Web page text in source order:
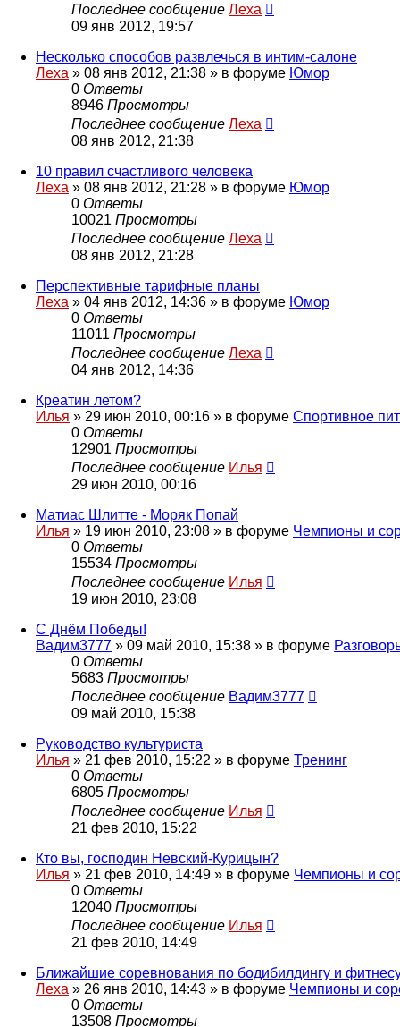
Последнее сообщение Леха
09 янв 2012, 19:57
Несколько способов развлечься в интим-салоне
Леха » 08 янв 2012, 21:38 » в форуме Юмор
0 Ответы
8946 Просмотры
Последнее сообщение Леха
08 янв 2012, 21:38
10 правил счастливого человека
Леха » 08 янв 2012, 21:28 » в форуме Юмор
0 Ответы
10021 Просмотры
Последнее сообщение Леха
08 янв 2012, 21:28
Перспективные тарифные планы
Леха » 04 янв 2012, 14:36 » в форуме Юмор
0 Ответы
11011 Просмотры
Последнее сообщение Леха
04 янв 2012, 14:36
Креатин летом?
Илья » 29 июн 2010, 00:16 » в форуме Спортивное
0 Ответы
12901 Просмотры
Последнее сообщение Илья
29 июн 2010, 00:16
Матиас Шлитте - Моряк Попай
Илья » 19 июн 2010, 23:08 » в форуме Чемпионы и
0 Ответы
15534 Просмотры
Последнее сообщение Илья
19 июн 2010, 23:08
С Днём Победы!
Вадим3777 » 09 май 2010, 15:38 » в форуме
0 Ответы
5683 Просмотры
Последнее сообщение Вадим3777
09 май 2010, 15:38
Руководство культуриста
Илья » 21 фев 2010, 15:22 » в форуме Тренинг
0 Ответы
6805 Просмотры
Последнее сообщение Илья
21 фев 2010, 15:22
Кто вы, господин Невский-Курицын?
Илья » 21 фев 2010, 14:49 » в форуме Чемпионы и
0 Ответы
12040 Просмотры
Последнее сообщение Илья
21 фев 2010, 14:49
Ближайшие соревнования по бодибилдингу и
Леха » 26 янв 2010, 14:43 » в форуме Чемпионы и
0 Ответы
13508 Просмотры